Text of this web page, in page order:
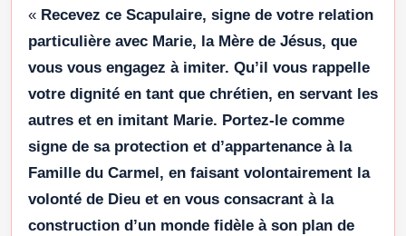
« Recevez ce Scapulaire, signe de votre relation
particulière avec Marie, la Mère de Jésus, que
vous vous engagez à imiter. Qu’il vous rappelle
votre dignité en tant que chrétien, en servant les
autres et en imitant Marie. Portez-le comme
signe de sa protection et d’appartenance à la
Famille du Carmel, en faisant volontairement la
volonté de Dieu et en vous consacrant à la
construction d’un monde fidèle à son plan de